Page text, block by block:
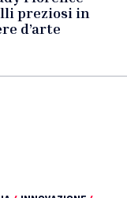
preziosi in
d’arte